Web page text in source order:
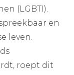
(LGBTI).
en
leven.
roept dit